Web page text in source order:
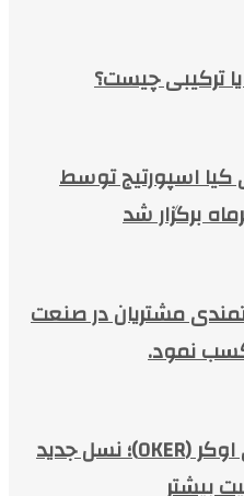
ترکیبی چیست؟
اسپورتیج توسط
برگزار شد
مشتریان در صنعت
کسب نمود.
معرفی کرکره فولادی اوکر (OKER)؛ نسل جدید
بیشتر